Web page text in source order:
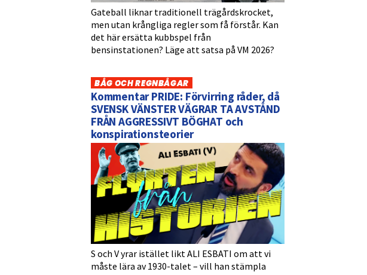
Gateball liknar traditionell trägårdskrocket,
men utan krångliga regler som få förstår. Kan
det här ersätta kubbspel från
bensinstationen? Läge att satsa på VM 2026?
BÅG OCH REGNBÅGAR
Kommentar PRIDE: Förvirring råder, då
SVENSK VÄNSTER VÄGRAR TA AVSTÅND
FRÅN AGGRESSIVT BÖGHAT och
konspirationsteorier
S och V yrar istället likt ALI ESBATI om att vi
måste lära av 1930-talet – vill han stämpla